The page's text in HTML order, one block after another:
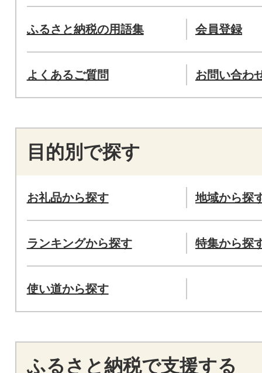
ふるさと納税の用語集 会員登録
よくあるご質問 お問い合わ
目的別で探す
お礼品から探す 地域から探
ランキングから探す 特集から探
使い道から探す
ふるさと納税で支援する